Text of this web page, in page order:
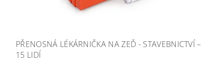
PŘENOSNÁ LÉKÁRNIČKA NA ZEĎ - STAVEBNICTVÍ –
15 LIDÍ